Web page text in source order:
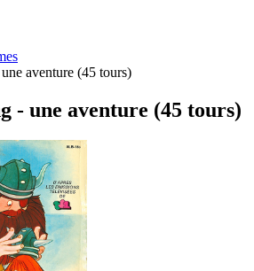
aventure (45 tours)
- une aventure (45 tours)